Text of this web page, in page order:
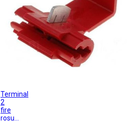
Terminal
2
fire
rosu...